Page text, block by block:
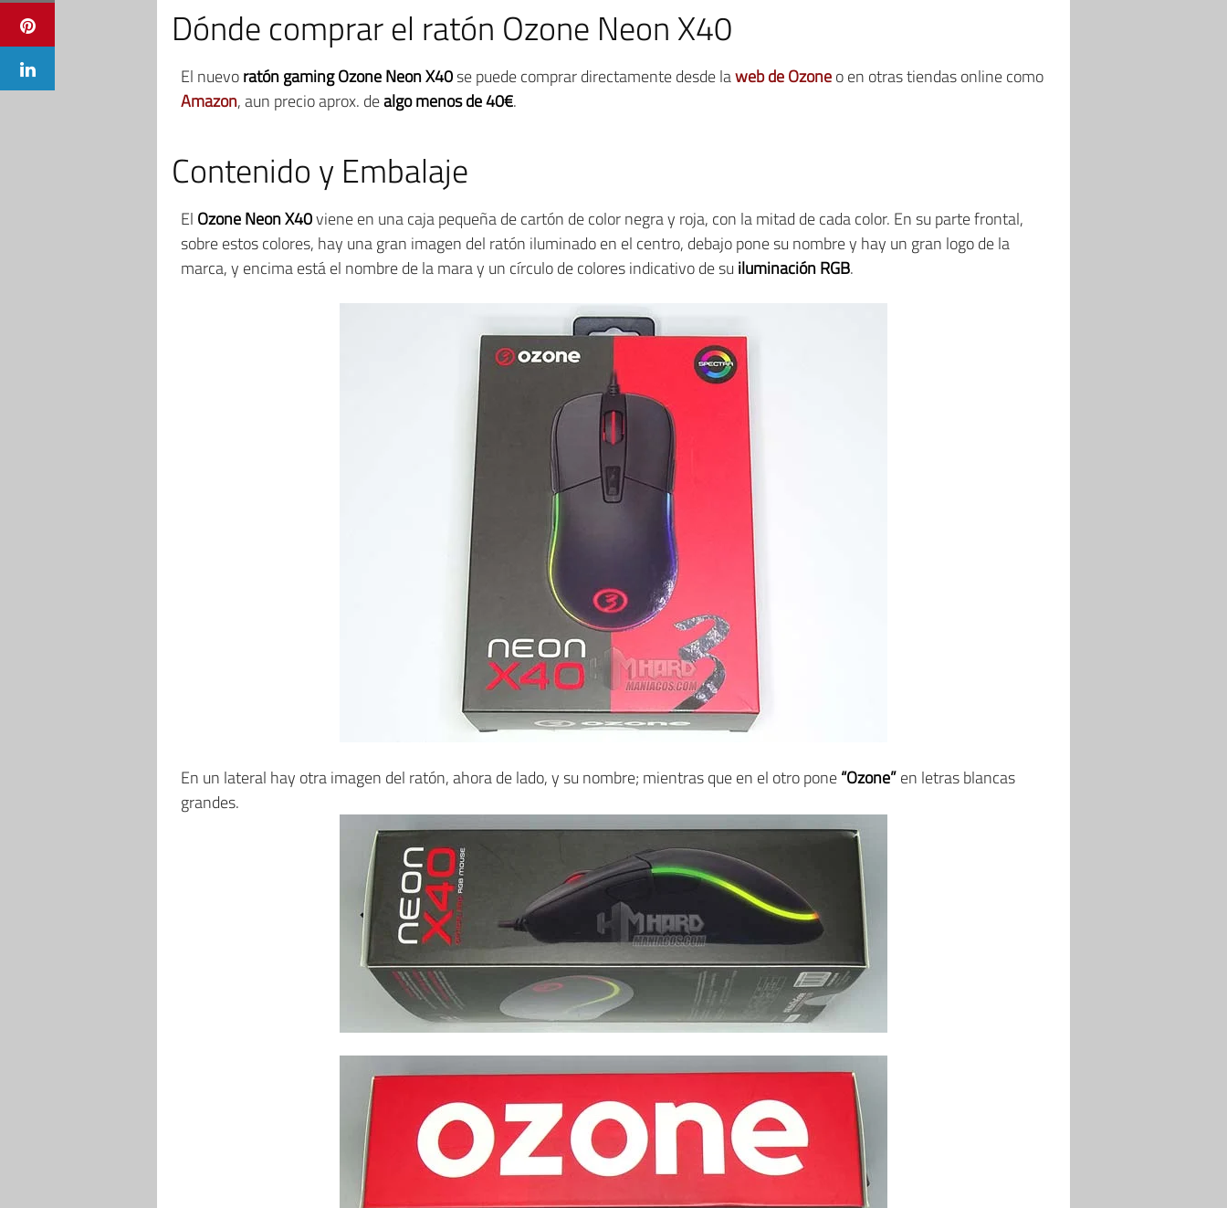
Dónde comprar el ratón Ozone Neon X40
El nuevoratón gaming Ozone Neon X40se puede comprar directamente desde laweb de Ozoneo en otras tiendas online como
Amazon, aun precio aprox. dealgo menos de 40€.
Contenido y Embalaje
El Ozone Neon X40viene en una caja pequeña de cartón de color negra y roja, con la mitad de cada color. En su parte frontal,
sobre estos colores, hay una gran imagen del ratón iluminado en el centro, debajo pone su nombre y hay un gran logo de la
marca, y encima está el nombre de la mara y un círculo de colores indicativo de su iluminación RGB.
En un lateral hay otra imagen del ratón, ahora de lado, y su nombre; mientras que en el otro pone“Ozone”en letras blancas
grandes.